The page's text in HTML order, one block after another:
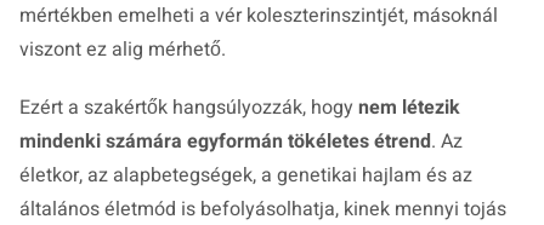
mértékben emelheti a vér koleszterinszintjét, másoknál
viszont ez alig mérhető.
Ezért a szakértők hangsúlyozzák, hogy nem létezik
mindenki számára egyformán tökéletes étrend. Az
életkor, az alapbetegségek, a genetikai hajlam és az
általános életmód is befolyásolhatja, kinek mennyi tojás